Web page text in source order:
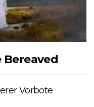
Bereaved
Vorbote